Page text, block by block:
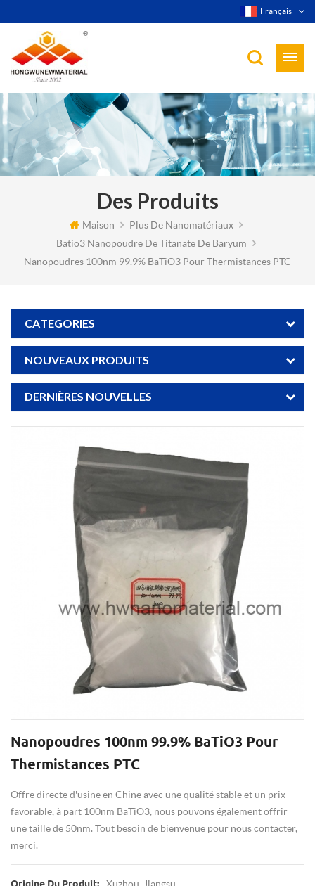
Français
Des Produits
Maison
Plus De Nanomatériaux
Batio3 Nanopoudre De Titanate De Baryum
Nanopoudres 100nm 99.9% BaTiO3 Pour Thermistances PTC
CATEGORIES
NOUVEAUX PRODUITS
DERNIÈRES NOUVELLES
Nanopoudres 100nm 99.9% BaTiO3 Pour
Thermistances PTC
Offre directe d'usine en Chine avec une qualité stable et un prix
favorable, à part 100nm BaTiO3, nous pouvons également offrir
une taille de 50nm. Tout besoin de bienvenue pour nous contacter,
merci.